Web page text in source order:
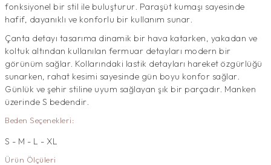
fonksiyonel bir stil ile buluşturur. Paraşüt kumaşı sayesinde
hafif, dayanıklı ve konforlu bir kullanım sunar.
Çanta detayı tasarıma dinamik bir hava katarken, yakadan ve
koltuk altından kullanılan fermuar detayları modern bir
görünüm sağlar. Kollarındaki lastik detayları hareket özgürlüğü
sunarken, rahat kesimi sayesinde gün boyu konfor sağlar.
Günlük ve şehir stiline uyum sağlayan şık bir parçadır. Manken
üzerinde S bedendir.
Beden Seçenekleri:
S - M - L - XL
Ürün Ölçüleri